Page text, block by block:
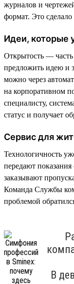
журналов и
формат. Это
Идеи, которые
Открытость —
предложить идею и
можно через
на корпоративном
специалисту,
статус и получает
Сервис для
Технологичность
передают
заказывают
Команда Службы
проблемой
В